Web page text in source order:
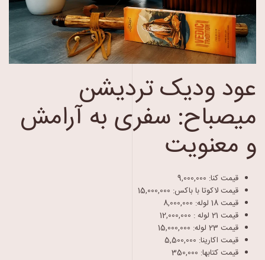
عود ودیک تردیشن
میصباح: سفری به آرامش
و معنویت
قیمت کنا: 9,000,000
قیمت لاکوتا با باکس: 15,000,000
قیمت 18 لوله:
8,000,000
قیمت 21 لوله :
12,000,000
قیمت 23 لوله:
15,000,000
قیمت اکارینا: 5,500,000
قیمت کتابها: 350,000